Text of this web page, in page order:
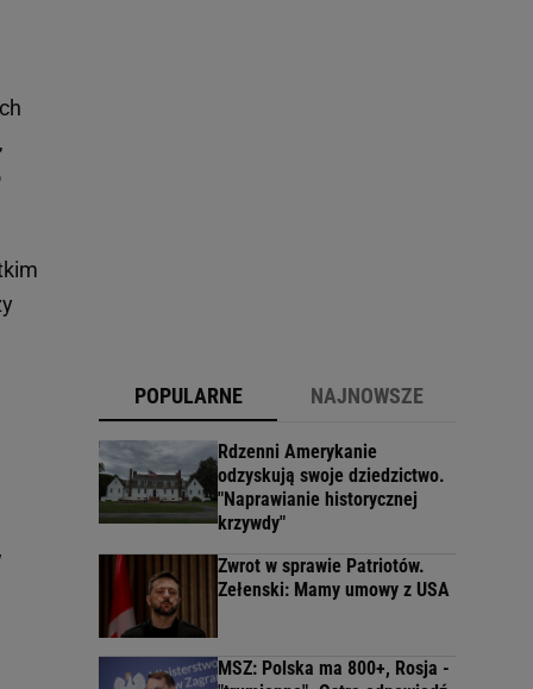
POPULARNE NAJNOWSZE
Rdzenni Amerykanie
odzyskują swoje dziedzictwo.
"Naprawianie historycznej
krzywdy"
Zwrot w sprawie Patriotów.
Zełenski: Mamy umowy z USA
MSZ: Polska ma 800+, Rosja -